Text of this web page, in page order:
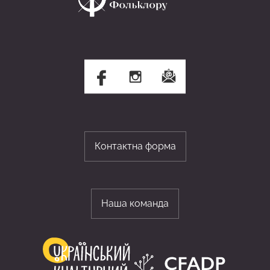
Контактна форма
Наша команда